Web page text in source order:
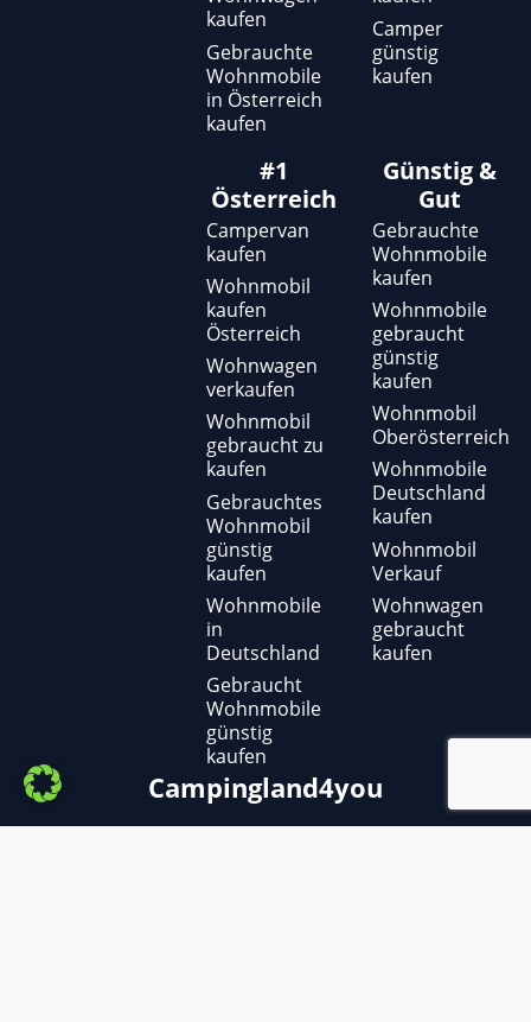
kaufen
Gebrauchte
Wohnmobile
in Österreich
kaufen
Camper
günstig
kaufen
#1
Österreich
Campervan
kaufen
Wohnmobil
kaufen
Österreich
Wohnwagen
verkaufen
Wohnmobil
gebraucht zu
kaufen
Gebrauchtes
Wohnmobil
günstig
kaufen
Wohnmobile
in
Deutschland
Gebraucht
Wohnmobile
günstig
kaufen
Günstig &
Gut
Gebrauchte
Wohnmobile
kaufen
Wohnmobile
gebraucht
günstig
kaufen
Wohnmobil
Oberösterreich
Wohnmobile
Deutschland
kaufen
Wohnmobil
Verkauf
Wohnwagen
gebraucht
kaufen
Campingland4you